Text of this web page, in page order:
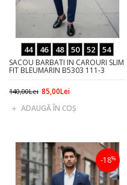
44 46 48 50 52 54
SACOU BARBATI IN CAROURI SLIM
FIT BLEUMARIN B5303 111-3
140,00Lei 85,00Lei
ADAUGĂ ÎN COŞ
-18%